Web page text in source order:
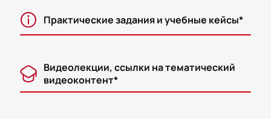
Практические задания и учебные кейсы*
Видеолекции, ссылки на тематический
видеоконтент*